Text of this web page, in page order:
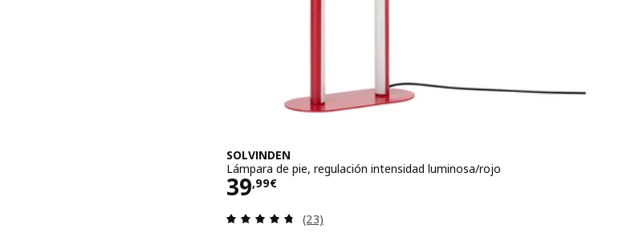
SOLVINDEN
Lámpara de pie, regulación intensidad luminosa/rojo
39,99€
Precio 39,99€
Revisa: 4.7 de 5 estrellas. Total opiniones:
(23)